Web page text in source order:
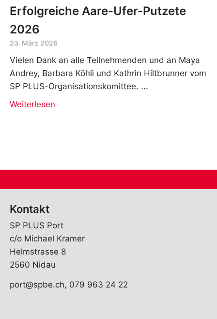
Erfolgreiche Aare-Ufer-Putzete
2026
23. März 2026
Vielen Dank an alle Teilnehmenden und an Maya
Andrey, Barbara Köhli und Kathrin Hiltbrunner vom
SP PLUS-Organisationskomittee.
Weiterlesen
Kontakt
SP PLUS Port
c/o Michael Kramer
Helmstrasse 8
2560 Nidau
port@spbe.ch, 079 963 24 22